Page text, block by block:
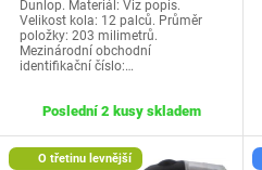
Dunlop. Materiál: Viz popis.
Velikost kola: 12 palců. Průměr
položky: 203 milimetrů.
Mezinárodní obchodní
identifikační číslo:…
Poslední 2 kusy skladem
O třetinu levnější